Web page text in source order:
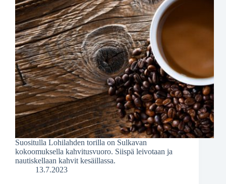
Suositulla Lohilahden torilla on Sulkavan
kokoomuksella kahvitusvuoro. Siispä leivotaan ja
nautiskellaan kahvit kesäillassa.
13.7.2023